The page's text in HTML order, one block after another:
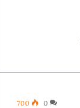
0
700